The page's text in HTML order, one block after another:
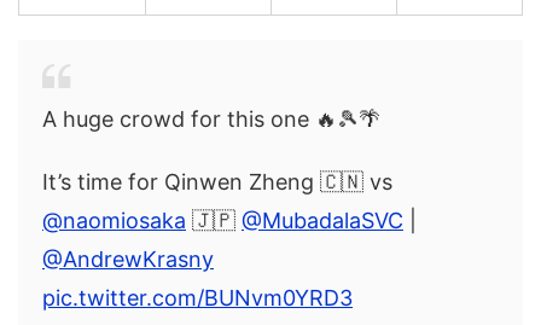
A huge crowd for this one 🔥🎾🌴
It’s time for Qinwen Zheng 🇨🇳 vs
@naomiosaka 🇯🇵 @MubadalaSVC
@AndrewKrasny
pic.twitter.com/BUNvm0YRD3